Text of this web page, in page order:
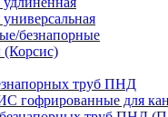
безнапорные
(Корсис)
труб ПНД
гофрированные для